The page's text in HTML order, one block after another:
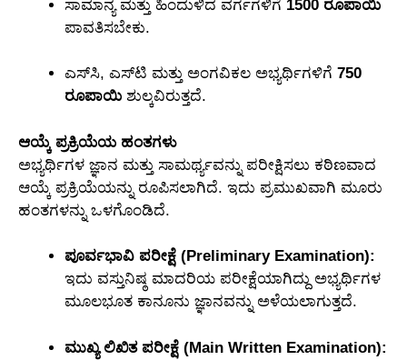
ಸಾಮಾನ್ಯ ಮತ್ತು ಹಿಂದುಳಿದ ವರ್ಗಗಳಿಗೆ 1500 ರೂಪಾಯಿ
ಪಾವತಿಸಬೇಕು.
ಎಸ್‌ಸಿ, ಎಸ್‌ಟಿ ಮತ್ತು ಅಂಗವಿಕಲ ಅಭ್ಯರ್ಥಿಗಳಿಗೆ 750
ರೂಪಾಯಿ ಶುಲ್ಕವಿರುತ್ತದೆ.
ಆಯ್ಕೆ ಪ್ರಕ್ರಿಯೆಯ ಹಂತಗಳು
ಅಭ್ಯರ್ಥಿಗಳ ಜ್ಞಾನ ಮತ್ತು ಸಾಮರ್ಥ್ಯವನ್ನು ಪರೀಕ್ಷಿಸಲು ಕಠಿಣವಾದ
ಆಯ್ಕೆ ಪ್ರಕ್ರಿಯೆಯನ್ನು ರೂಪಿಸಲಾಗಿದೆ. ಇದು ಪ್ರಮುಖವಾಗಿ ಮೂರು
ಹಂತಗಳನ್ನು ಒಳಗೊಂಡಿದೆ.
ಪೂರ್ವಭಾವಿ ಪರೀಕ್ಷೆ (Preliminary Examination):
ಇದು ವಸ್ತುನಿಷ್ಠ ಮಾದರಿಯ ಪರೀಕ್ಷೆಯಾಗಿದ್ದು ಅಭ್ಯರ್ಥಿಗಳ
ಮೂಲಭೂತ ಕಾನೂನು ಜ್ಞಾನವನ್ನು ಅಳೆಯಲಾಗುತ್ತದೆ.
ಮುಖ್ಯ ಲಿಖಿತ ಪರೀಕ್ಷೆ (Main Written Examination):